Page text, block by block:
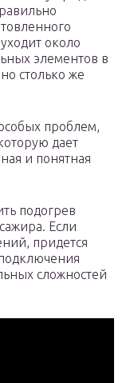
около
элементов в
столько же
проблем,
дает
и понятная
подогрев
Если
придется
сложностей